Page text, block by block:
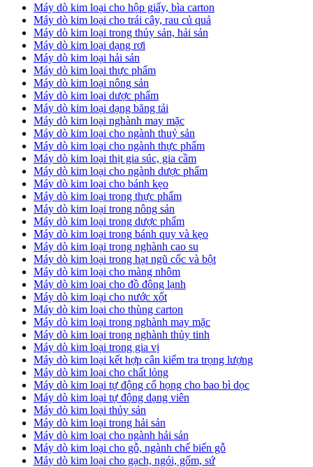
Máy dò kim loại cho hộp giấy, bìa carton
Máy dò kim loại cho trái cây, rau củ quả
Máy dò kim loại trong thủy sản, hải sản
Máy dò kim loại dạng rơi
Máy dò kim loại hải sản
Máy dò kim loại thực phẩm
Máy dò kim loại nông sản
Máy dò kim loại dược phẩm
Máy dò kim loại dạng băng tải
Máy dò kim loại nghành may mặc
Máy dò kim loại cho ngành thuỷ sản
Máy dò kim loại cho ngành thực phẩm
Máy dò kim loại thịt gia súc, gia cầm
Máy dò kim loại cho ngành dược phẩm
Máy dò kim loại cho bánh kẹo
Máy dò kim loại trong thực phẩm
Máy dò kim loại trong nông sản
Máy dò kim loại trong dược phẩm
Máy dò kim loại trong bánh quy và kẹo
Máy dò kim loại trong nghành cao su
Máy dò kim loại trong hạt ngũ cốc và bột
Máy dò kim loại cho màng nhôm
Máy dò kim loại cho đồ đông lạnh
Máy dò kim loại cho nước xốt
Máy dò kim loại cho thùng carton
Máy dò kim loại trong nghành may mặc
Máy dò kim loại trong nghành thủy tinh
Máy dò kim loại trong gia vị
Máy dò kim loại kết hợp cân kiểm tra trọng lượng
Máy dò kim loại cho chất lỏng
Máy dò kim loại tự động cổ họng cho bao bì dọc
Máy dò kim loại tự động dạng viên
Máy dò kim loại thủy sản
Máy dò kim loại trong hải sản
Máy dò kim loại cho ngành hải sản
Máy dò kim loại cho gỗ, ngành chế biến gỗ
Máy dò kim loại cho gạch, ngói, gốm, sứ